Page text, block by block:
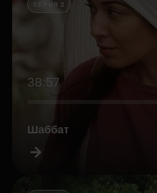
СЕРИЯ 2
38:57
Шаббат